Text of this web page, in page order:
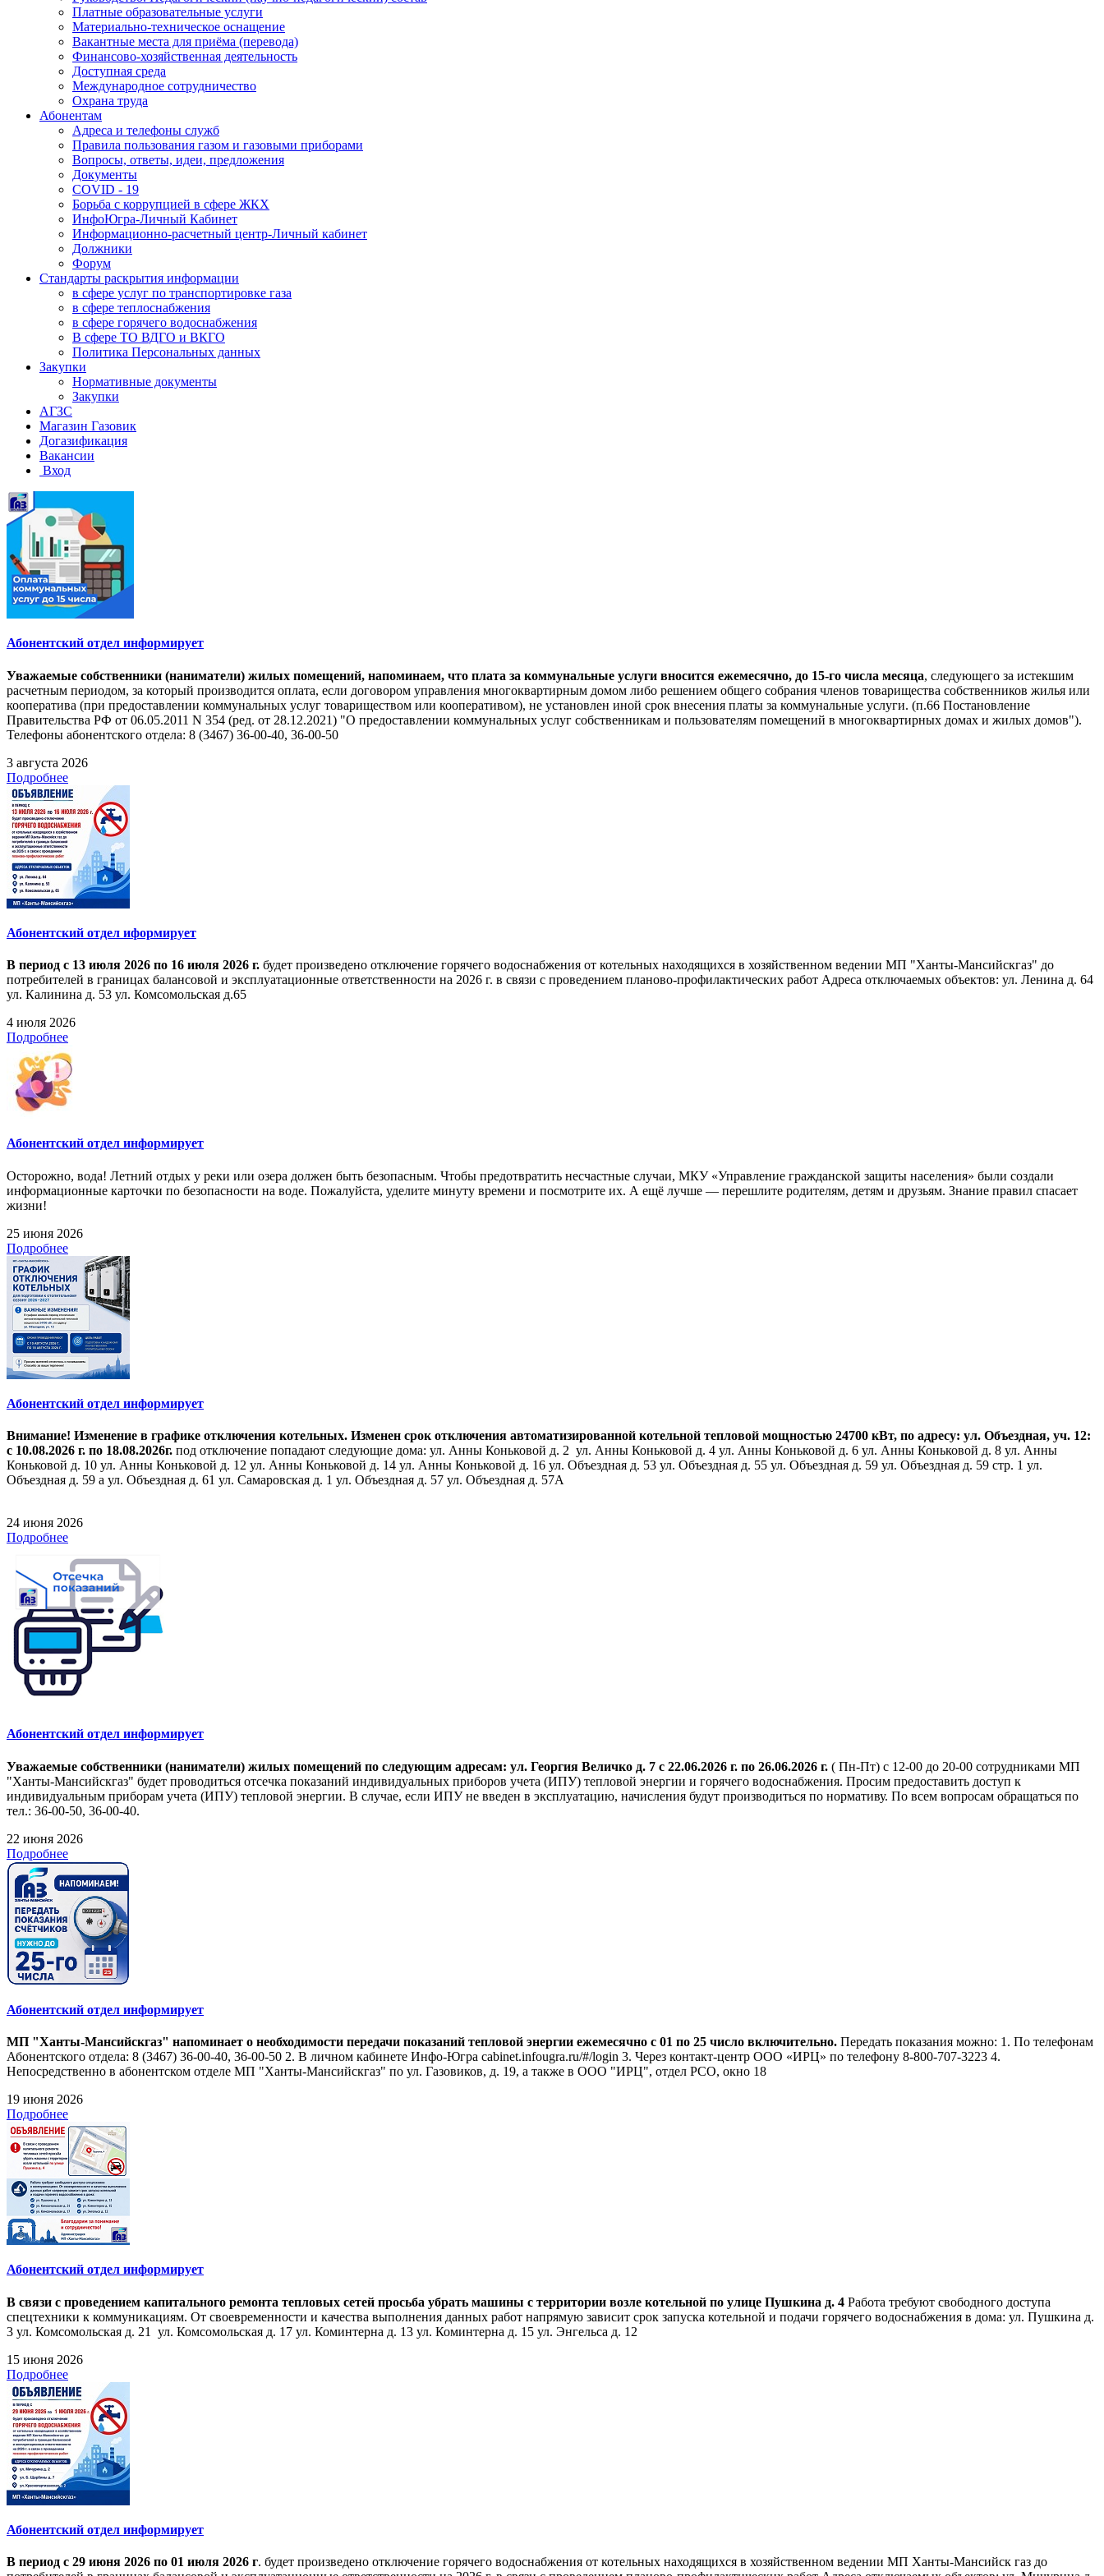
Платные образовательные услуги
Материально-техническое оснащение
Вакантные места для приёма (перевода)
Финансово-хозяйственная деятельность
Доступная среда
Международное сотрудничество
Охрана труда
Абонентам
Адреса и телефоны служб
Правила пользования газом и газовыми приборами
Вопросы, ответы, идеи, предложения
Документы
COVID - 19
Борьба с коррупцией в сфере ЖКХ
ИнфоЮгра-Личный Кабинет
Информационно-расчетный центр-Личный кабинет
Должники
Форум
Стандарты раскрытия информации
в сфере услуг по транспортировке газа
в сфере теплоснабжения
в сфере горячего водоснабжения
В сфере ТО ВДГО и ВКГО
Политика Персональных данных
Закупки
Нормативные документы
Закупки
АГЗС
Магазин Газовик
Догазификация
Вакансии
Вход
Абонентский отдел информирует
Уважаемые собственники (наниматели) жилых помещений, напоминаем, что плата за коммунальные услуги вносится ежемесячно, до 15-го числа месяца, следующего за истекшим
расчетным периодом, за который производится оплата, если договором управления многоквартирным домом либо решением общего собрания членов товарищества собственников жилья или
кооператива (при предоставлении коммунальных услуг товариществом или кооперативом), не установлен иной срок внесения платы за коммунальные услуги. (п.66 Постановление
Правительства РФ от 06.05.2011 N 354 (ред. от 28.12.2021) "О предоставлении коммунальных услуг собственникам и пользователям помещений в многоквартирных домах и жилых домов").
Телефоны абонентского отдела: 8 (3467) 36-00-40, 36-00-50
3 августа 2026
Подробнее
Абонентский отдел иформирует
В период с 13 июля 2026 по 16 июля 2026 г. будет произведено отключение горячего водоснабжения от котельных находящихся в хозяйственном ведении МП "Ханты-Мансийскгаз" до
потребителей в границах балансовой и эксплуатационные ответственности на 2026 г. в связи с проведением планово-профилактических работ Адреса отключаемых объектов: ул. Ленина д. 64
ул. Калинина д. 53 ул. Комсомольская д.65
4 июля 2026
Подробнее
Абонентский отдел информирует
Осторожно, вода! Летний отдых у реки или озера должен быть безопасным. Чтобы предотвратить несчастные случаи, МКУ «Управление гражданской защиты населения» были создали
информационные карточки по безопасности на воде. Пожалуйста, уделите минуту времени и посмотрите их. А ещё лучше — перешлите родителям, детям и друзьям. Знание правил спасает
жизни!
25 июня 2026
Подробнее
Абонентский отдел информирует
Внимание! Изменение в графике отключения котельных. Изменен срок отключения автоматизированной котельной тепловой мощностью 24700 кВт, по адресу: ул. Объездная, уч. 12:
с 10.08.2026 г. по 18.08.2026г. под отключение попадают следующие дома: ул. Анны Коньковой д. 2 ул. Анны Коньковой д. 4 ул. Анны Коньковой д. 6 ул. Анны Коньковой д. 8 ул. Анны
Коньковой д. 10 ул. Анны Коньковой д. 12 ул. Анны Коньковой д. 14 ул. Анны Коньковой д. 16 ул. Объездная д. 53 ул. Объездная д. 55 ул. Объездная д. 59 ул. Объездная д. 59 стр. 1 ул.
Объездная д. 59 а ул. Объездная д. 61 ул. Самаровская д. 1 ул. Объездная д. 57 ул. Объездная д. 57А
24 июня 2026
Подробнее
Абонентский отдел информирует
Уважаемые собственники (наниматели) жилых помещений по следующим адресам: ул. Георгия Величко д. 7 с 22.06.2026 г. по 26.06.2026 г. ( Пн-Пт) с 12-00 до 20-00 сотрудниками МП
"Ханты-Мансийскгаз" будет проводиться отсечка показаний индивидуальных приборов учета (ИПУ) тепловой энергии и горячего водоснабжения. Просим предоставить доступ к
индивидуальным приборам учета (ИПУ) тепловой энергии. В случае, если ИПУ не введен в эксплуатацию, начисления будут производиться по нормативу. По всем вопросам обращаться по
тел.: 36-00-50, 36-00-40.
22 июня 2026
Подробнее
Абонентский отдел информирует
МП "Ханты-Мансийскгаз" напоминает о необходимости передачи показаний тепловой энергии ежемесячно с 01 по 25 число включительно. Передать показания можно: 1. По телефонам
Абонентского отдела: 8 (3467) 36-00-40, 36-00-50 2. В личном кабинете Инфо-Югра cabinet.infougra.ru/#/login 3. Через контакт-центр ООО «ИРЦ» по телефону 8-800-707-3223 4.
Непосредственно в абонентском отделе МП "Ханты-Мансийскгаз" по ул. Газовиков, д. 19, а также в ООО "ИРЦ", отдел РСО, окно 18
19 июня 2026
Подробнее
Абонентский отдел информирует
В связи с проведением капитального ремонта тепловых сетей просьба убрать машины с территории возле котельной по улице Пушкина д. 4 Работа требуют свободного доступа
спецтехники к коммуникациям. От своевременности и качества выполнения данных работ напрямую зависит срок запуска котельной и подачи горячего водоснабжения в дома: ул. Пушкина д.
3 ул. Комсомольская д. 21 ул. Комсомольская д. 17 ул. Коминтерна д. 13 ул. Коминтерна д. 15 ул. Энгельса д. 12
15 июня 2026
Подробнее
Абонентский отдел информирует
В период с 29 июня 2026 по 01 июля 2026 г. будет произведено отключение горячего водоснабжения от котельных находящихся в хозяйственном ведении МП Ханты-Мансийск газ до